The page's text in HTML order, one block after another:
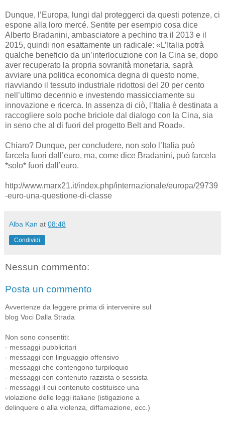
Dunque, l’Europa, lungi dal proteggerci da questi potenze, ci
espone alla loro mercé. Sentite per esempio cosa dice
Alberto Bradanini, ambasciatore a pechino tra il 2013 e il
2015, quindi non esattamente un radicale: «L’Italia potrà
qualche beneficio da un’interlocuzione con la Cina se, dopo
aver recuperato la propria sovranità monetaria, saprà
avviare una politica economica degna di questo nome,
riavviando il tessuto industriale ridottosi del 20 per cento
nell’ultimo decennio e investendo massicciamente su
innovazione e ricerca. In assenza di ciò, l’Italia è destinata a
raccogliere solo poche briciole dal dialogo con la Cina, sia
in seno che al di fuori del progetto Belt and Road».
Chiaro? Dunque, per concludere, non solo l’Italia può
farcela fuori dall’euro, ma, come dice Bradanini, può farcela
*solo* fuori dall’euro.
http://www.marx21.it/index.php/internazionale/europa/29739
-euro-una-questione-di-classe
Alba Kan at 08:48
Condividi
Nessun commento:
Posta un commento
Avvertenze da leggere prima di intervenire sul
blog Voci Dalla Strada
Non sono consentiti:
- messaggi pubblicitari
- messaggi con linguaggio offensivo
- messaggi che contengono turpiloquio
- messaggi con contenuto razzista o sessista
- messaggi il cui contenuto costituisce una
violazione delle leggi italiane (istigazione a
delinquere o alla violenza, diffamazione, ecc.)